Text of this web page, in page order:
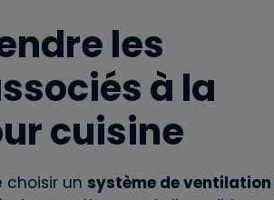
les
à la
cuisine
choisir un système de ventilation